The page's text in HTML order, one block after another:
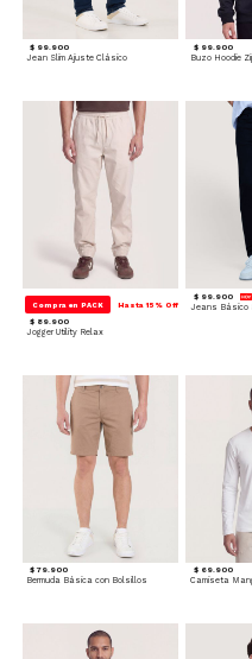
$ 99.900
Jean Slim Ajuste Clásico
$ 99.900
Compra en PACK Hasta 15% Off
$ 89.900
Jogger Utility Relax
$ 99.900
Jeans Básico
$ 79.900
Bermuda Básica con Bolsillos
$ 69.900